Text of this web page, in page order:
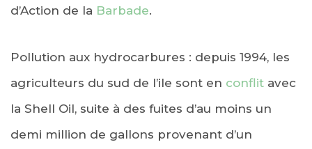
d’Action de la Barbade.
Pollution aux hydrocarbures : depuis 1994, les
agriculteurs du sud de l’ile sont en conflit avec
la Shell Oil, suite à des fuites d’au moins un
demi million de gallons provenant d’un